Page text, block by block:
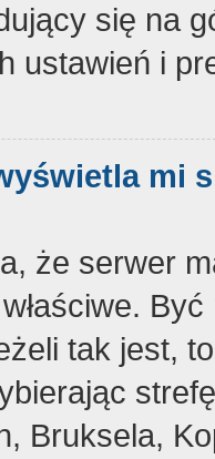
się na
ustawień i
mi
że serwer
tak jest,
Bruksela,